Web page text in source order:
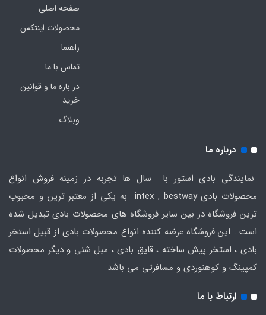
صفحه اصلی
محصولات اینتکس
راهنما
تماس با ما
در باره ما و قوانین
خرید
وبلاگ
درباره ما
نمایندگی بادی استور با سال ها تجربه در زمینه فروش انواع
محصولات بادی intex , bestway به یکی از معتبر ترین و محبوب
ترین فروشگاه در بین سایر فروشگاه های محصولات بادی تبدیل شده
است . این فروشگاه عرضه کننده انواع محصولات بادی از قبیل استخر
بادی ، استخر پیش ساخته ، قایق بادی ، مبل شنی و دیگر محصولات
کمپینگ و کوهنوردی و مسافرتی می باشد
ارتباط با ما